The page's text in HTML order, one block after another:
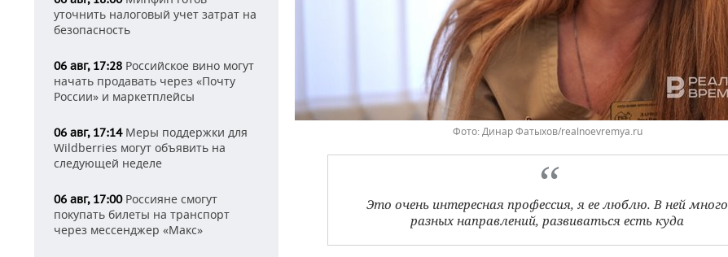
уточнить налоговый учет затрат на
безопасность
06 авг, 17:28 Российское вино могут
начать продавать через «Почту
России» и маркетплейсы
06 авг, 17:14Меры поддержки для
Wildberries могут объявить на
следующей неделе
06 авг, 17:00Россияне смогут
покупать билеты на транспорт
через мессенджер «Макс»
Фото: Динар Фатыхов/realnoevremya.ru
Это очень интересная профессия, я ее люблю. В ней много
разных направлений, развиваться есть куда